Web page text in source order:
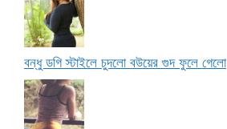
বন্ধু ডগি স্টাইলে চুদলো বউয়ের গুদ ফুলে গেলো